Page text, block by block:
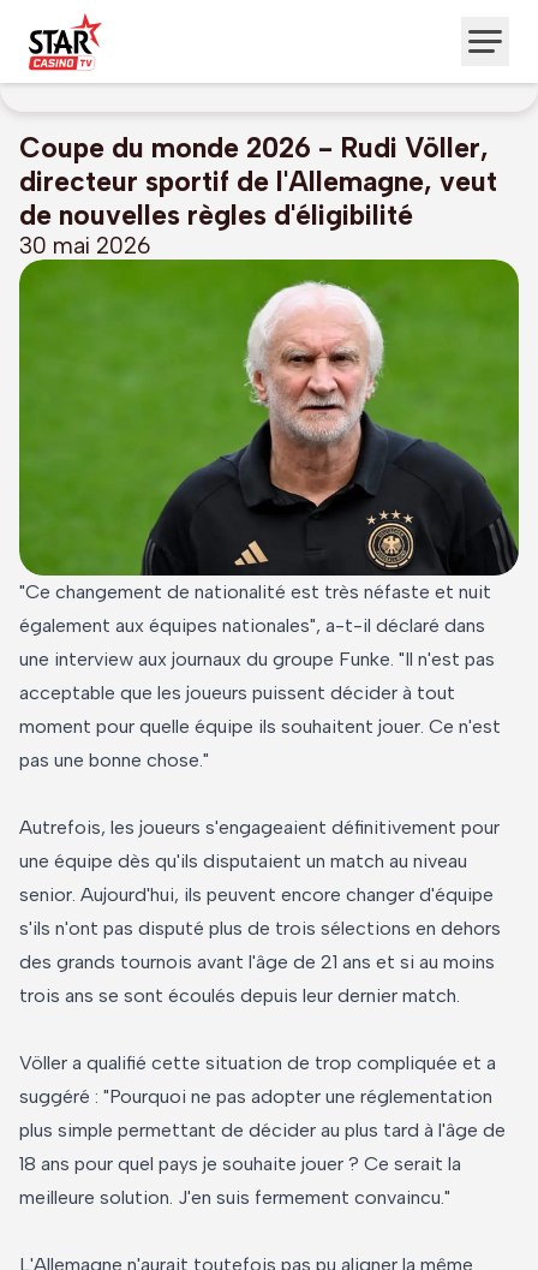
Coupe du monde 2026 - Rudi Völler,
directeur sportif de l'Allemagne, veut
de nouvelles règles d'éligibilité
30 mai 2026
"Ce changement de nationalité est très néfaste et nuit
également aux équipes nationales", a-t-il déclaré dans
une interview aux journaux du groupe Funke. "Il n'est pas
acceptable que les joueurs puissent décider à tout
moment pour quelle équipe ils souhaitent jouer. Ce n'est
pas une bonne chose."
Autrefois, les joueurs s'engageaient définitivement pour
une équipe dès qu'ils disputaient un match au niveau
senior. Aujourd'hui, ils peuvent encore changer d'équipe
s'ils n'ont pas disputé plus de trois sélections en dehors
des grands tournois avant l'âge de 21 ans et si au moins
trois ans se sont écoulés depuis leur dernier match.
Völler a qualifié cette situation de trop compliquée et a
suggéré : "Pourquoi ne pas adopter une réglementation
plus simple permettant de décider au plus tard à l'âge de
18 ans pour quel pays je souhaite jouer ? Ce serait la
meilleure solution. J'en suis fermement convaincu."
L'Allemagne n'aurait toutefois pas pu aligner la même